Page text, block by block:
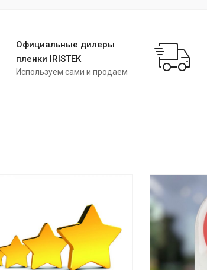
Официальные дилеры
пленки IRISTEK
Используем сами и продаем